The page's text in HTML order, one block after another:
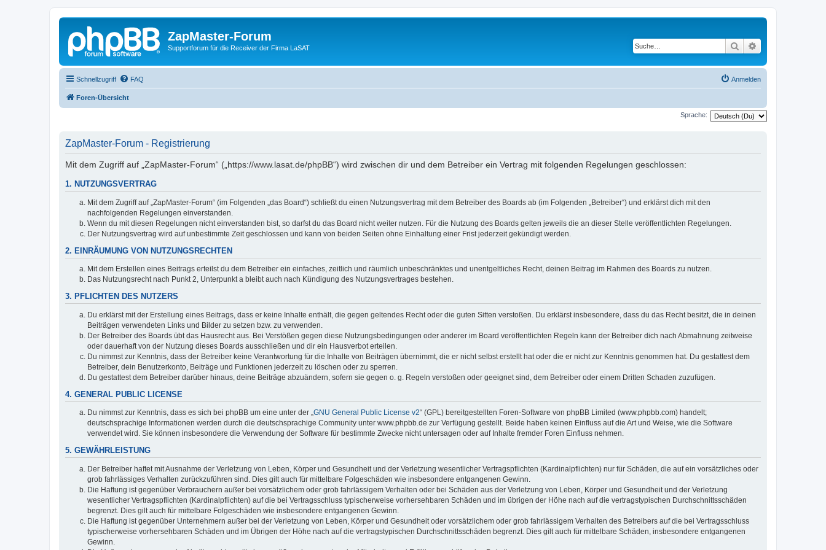
ZapMaster-Forum
Supportforum für die Receiver der Firma LaSAT Suche
Schnellzugriff FAQ Anmelden
Foren-Übersicht
Sprache:
ZapMaster-Forum - Registrierung
Mit dem Zugriff auf „ZapMaster-Forum“ („https://www.lasat.de/phpBB“) wird zwischen dir und dem Betreiber ein Vertrag mit folgenden Regelungen geschlossen:
1. NUTZUNGSVERTRAG
Mit dem Zugriff auf „ZapMaster-Forum“ (im Folgenden „das Board“) schließt du einen Nutzungsvertrag mit dem Betreiber des Boards ab (im Folgenden „Betreiber“) und erklärst dich mit den
nachfolgenden Regelungen einverstanden.
Wenn du mit diesen Regelungen nicht einverstanden bist, so darfst du das Board nicht weiter nutzen. Für die Nutzung des Boards gelten jeweils die an dieser Stelle veröffentlichten Regelungen.
Der Nutzungsvertrag wird auf unbestimmte Zeit geschlossen und kann von beiden Seiten ohne Einhaltung einer Frist jederzeit gekündigt werden.
2. EINRÄUMUNG VON NUTZUNGSRECHTEN
Mit dem Erstellen eines Beitrags erteilst du dem Betreiber ein einfaches, zeitlich und räumlich unbeschränktes und unentgeltliches Recht, deinen Beitrag im Rahmen des Boards zu nutzen.
Das Nutzungsrecht nach Punkt 2, Unterpunkt a bleibt auch nach Kündigung des Nutzungsvertrages bestehen.
3. PFLICHTEN DES NUTZERS
Du erklärst mit der Erstellung eines Beitrags, dass er keine Inhalte enthält, die gegen geltendes Recht oder die guten Sitten verstoßen. Du erklärst insbesondere, dass du das Recht besitzt, die in deinen
Beiträgen verwendeten Links und Bilder zu setzen bzw. zu verwenden.
Der Betreiber des Boards übt das Hausrecht aus. Bei Verstößen gegen diese Nutzungsbedingungen oder anderer im Board veröffentlichten Regeln kann der Betreiber dich nach Abmahnung zeitweise
oder dauerhaft von der Nutzung dieses Boards ausschließen und dir ein Hausverbot erteilen.
Du nimmst zur Kenntnis, dass der Betreiber keine Verantwortung für die Inhalte von Beiträgen übernimmt, die er nicht selbst erstellt hat oder die er nicht zur Kenntnis genommen hat. Du gestattest dem
Betreiber, dein Benutzerkonto, Beiträge und Funktionen jederzeit zu löschen oder zu sperren.
Du gestattest dem Betreiber darüber hinaus, deine Beiträge abzuändern, sofern sie gegen o. g. Regeln verstoßen oder geeignet sind, dem Betreiber oder einem Dritten Schaden zuzufügen.
4. GENERAL PUBLIC LICENSE
Du nimmst zur Kenntnis, dass es sich bei phpBB um eine unter der „GNU General Public License v2“ (GPL) bereitgestellten Foren-Software von phpBB Limited (www.phpbb.com) handelt;
deutschsprachige Informationen werden durch die deutschsprachige Community unter www.phpbb.de zur Verfügung gestellt. Beide haben keinen Einfluss auf die Art und Weise, wie die Software
verwendet wird. Sie können insbesondere die Verwendung der Software für bestimmte Zwecke nicht untersagen oder auf Inhalte fremder Foren Einfluss nehmen.
5. GEWÄHRLEISTUNG
Der Betreiber haftet mit Ausnahme der Verletzung von Leben, Körper und Gesundheit und der Verletzung wesentlicher Vertragspflichten (Kardinalpflichten) nur für Schäden, die auf ein vorsätzliches oder
grob fahrlässiges Verhalten zurückzuführen sind. Dies gilt auch für mittelbare Folgeschäden wie insbesondere entgangenen Gewinn.
Die Haftung ist gegenüber Verbrauchern außer bei vorsätzlichem oder grob fahrlässigem Verhalten oder bei Schäden aus der Verletzung von Leben, Körper und Gesundheit und der Verletzung
wesentlicher Vertragspflichten (Kardinalpflichten) auf die bei Vertragsschluss typischerweise vorhersehbaren Schäden und im übrigen der Höhe nach auf die vertragstypischen Durchschnittsschäden
begrenzt. Dies gilt auch für mittelbare Folgeschäden wie insbesondere entgangenen Gewinn.
Die Haftung ist gegenüber Unternehmern außer bei der Verletzung von Leben, Körper und Gesundheit oder vorsätzlichem oder grob fahrlässigem Verhalten des Betreibers auf die bei Vertragsschluss
typischerweise vorhersehbaren Schäden und im Übrigen der Höhe nach auf die vertragstypischen Durchschnittsschäden begrenzt. Dies gilt auch für mittelbare Schäden, insbesondere entgangenen
Gewinn.